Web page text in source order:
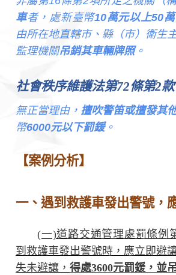
車者，處新臺幣10萬元以上50
由所在地直轄市、縣（市）衛生
監理機關吊銷其車輛牌照。
社會秩序維護法第72條第2款
無正當理由， 擅吹警笛或擅發其
幣6000元以下罰鍰。
【案例分析】
一、遇到救護車發出警號，
(一)道路交通管理處罰條例
到救護車發出警號時，應立即避
失未避讓， 得處3600元罰鍰，並